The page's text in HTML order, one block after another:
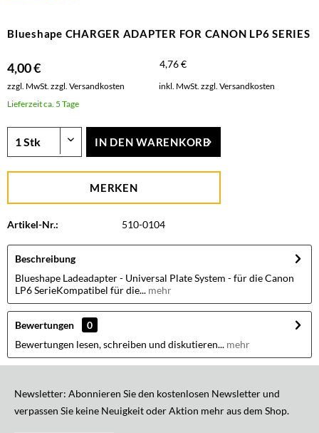
Blueshape CHARGER ADAPTER FOR CANON LP6 SERIES
4,00 € 4,76 €
zzgl. MwSt. zzgl. Versandkosten inkl. MwSt. zzgl. Versandkosten
Lieferzeit ca. 5 Tage
IN DEN WARENKORB
MERKEN
Artikel-Nr.: 510-0104
Beschreibung
Blueshape Ladeadapter - Universal Plate System - für die Canon
LP6 SerieKompatibel für die... mehr
Bewertungen
0
Bewertungen lesen, schreiben und diskutieren... mehr
Newsletter: Abonnieren Sie den kostenlosen Newsletter und
verpassen Sie keine Neuigkeit oder Aktion mehr aus dem Shop.